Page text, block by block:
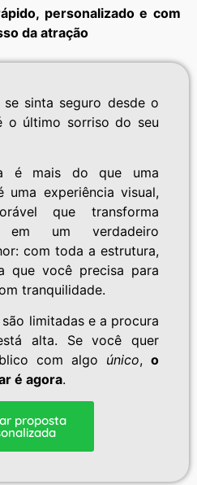
personalizado e com
da atração
se sinta seguro desde o
o último sorriso do seu
é mais do que uma
experiência visual,
que transforma
em um verdadeiro
com toda a estrutura,
que você precisa para
tranquilidade.
limitadas e a procura
alta. Se você quer
com algo único, o
é agora.
proposta